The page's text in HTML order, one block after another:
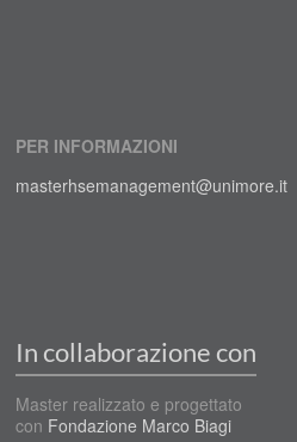
PER INFORMAZIONI
masterhsemanagement@unimore.it
In collaborazione con
Master realizzato e progettato
con Fondazione Marco Biagi